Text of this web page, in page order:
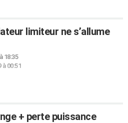
limiteur ne s’allume
18:35
à 00:51
+ perte puissance